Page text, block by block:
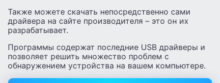
Также можете скачать непосредственно сами
драйвера на сайте производителя – это он их
разрабатывает.
Программы содержат последние USB драйверы и
позволяет решить множество проблем с
обнаружением устройства на вашем компьютере.